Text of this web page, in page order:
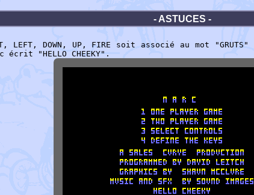
- ASTUCES -
DOWN, UP, FIRE soit associé au mot
"HELLO CHEEKY".